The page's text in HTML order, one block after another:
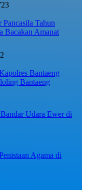
Tahun
Bacakan Amanat
Bantaeng
Bantaeng
Udara Ewer di
Agama di